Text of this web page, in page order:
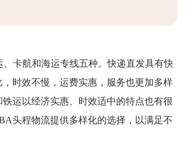
卡航和海运专线五种。快递直发具有快
时效不慢，运费实惠，服务也更加多样
运以经济实惠、时效适中的特点也有很
头程物流提供多样化的选择，以满足不